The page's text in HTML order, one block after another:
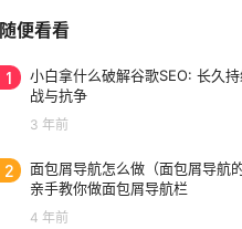
随便看看
1
小白拿什么破解谷歌SEO: 长久
战与抗争
3 年前
2
面包屑导航怎么做（面包屑导航的
亲手教你做面包屑导航栏
4 年前